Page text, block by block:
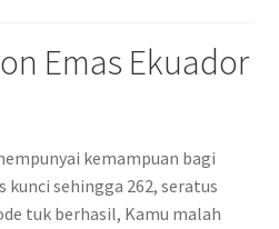
Emas Ekuador
kemampuan bagi
sehingga 262, seratus
tuk berhasil, Kamu malah